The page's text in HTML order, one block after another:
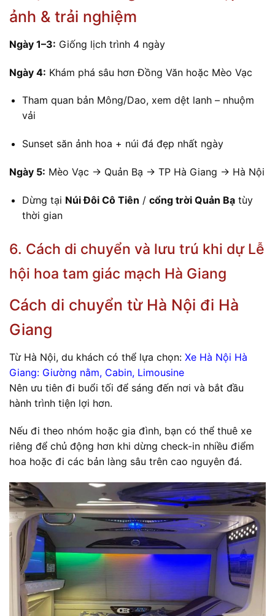
ảnh & trải nghiệm
Ngày 1–3: Giống lịch trình 4 ngày
Ngày 4: Khám phá sâu hơn Đồng Văn hoặc Mèo Vạc
Tham quan bản Mông/Dao, xem dệt lanh – nhuộm
vải
Sunset săn ảnh hoa + núi đá đẹp nhất ngày
Ngày 5: Mèo Vạc → Quản Bạ → TP Hà Giang → Hà Nội
Dừng tại Núi Đôi Cô Tiên / cổng trời Quản Bạtùy
thời gian
6. Cách di chuyển và lưu trú khi dự Lễ
hội hoa tam giác mạch Hà Giang
Cách di chuyển từ Hà Nội đi Hà
Giang
Từ Hà Nội, du khách có thể lựa chọn: Xe Hà Nội Hà
Giang: Giường nằm, Cabin, Limousine
Nên ưu tiên đi buổi tối để sáng đến nơi và bắt đầu
hành trình tiện lợi hơn.
Nếu đi theo nhóm hoặc gia đình, bạn có thể thuê xe
riêng để chủ động hơn khi dừng check-in nhiều điểm
hoa hoặc đi các bản làng sâu trên cao nguyên đá.